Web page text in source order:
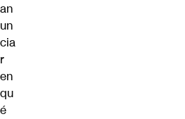
an
un
cia
r
en
qu
é